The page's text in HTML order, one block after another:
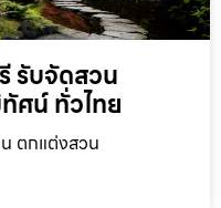
รับจัดสวน
ศน์ ทั่วไทย
ตกแต่งสวน